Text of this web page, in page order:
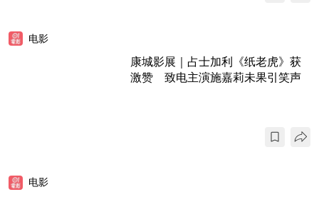
电影
康城影展｜占士加利《纸老虎》获
激赞 致电主演施嘉莉未果引笑声
电影